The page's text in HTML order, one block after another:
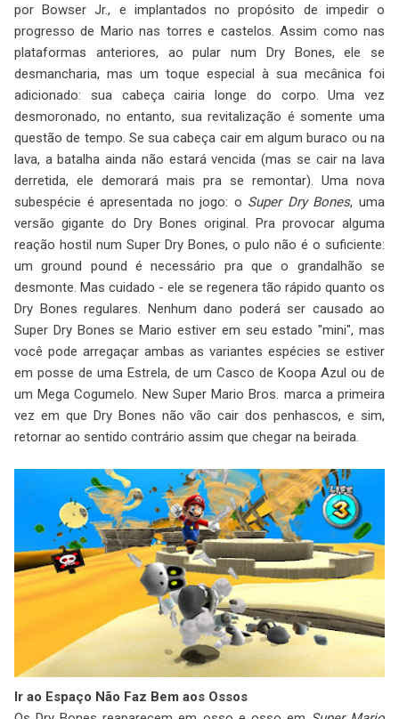
por Bowser Jr., e implantados no propósito de impedir o
progresso de Mario nas torres e castelos. Assim como nas
plataformas anteriores, ao pular num Dry Bones, ele se
desmancharia, mas um toque especial à sua mecânica foi
adicionado: sua cabeça cairia longe do corpo. Uma vez
desmoronado, no entanto, sua revitalização é somente uma
questão de tempo. Se sua cabeça cair em algum buraco ou na
lava, a batalha ainda não estará vencida (mas se cair na lava
derretida, ele demorará mais pra se remontar). Uma nova
subespécie é apresentada no jogo: o Super Dry Bones, uma
versão gigante do Dry Bones original. Pra provocar alguma
reação hostil num Super Dry Bones, o pulo não é o suficiente:
um ground pound é necessário pra que o grandalhão se
desmonte. Mas cuidado - ele se regenera tão rápido quanto os
Dry Bones regulares. Nenhum dano poderá ser causado ao
Super Dry Bones se Mario estiver em seu estado "mini", mas
você pode arregaçar ambas as variantes espécies se estiver
em posse de uma Estrela, de um Casco de Koopa Azul ou de
um Mega Cogumelo. New Super Mario Bros. marca a primeira
vez em que Dry Bones não vão cair dos penhascos, e sim,
retornar ao sentido contrário assim que chegar na beirada.
Ir ao Espaço Não Faz Bem aos Ossos